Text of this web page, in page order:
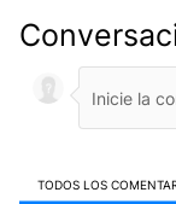
TODOS LOS